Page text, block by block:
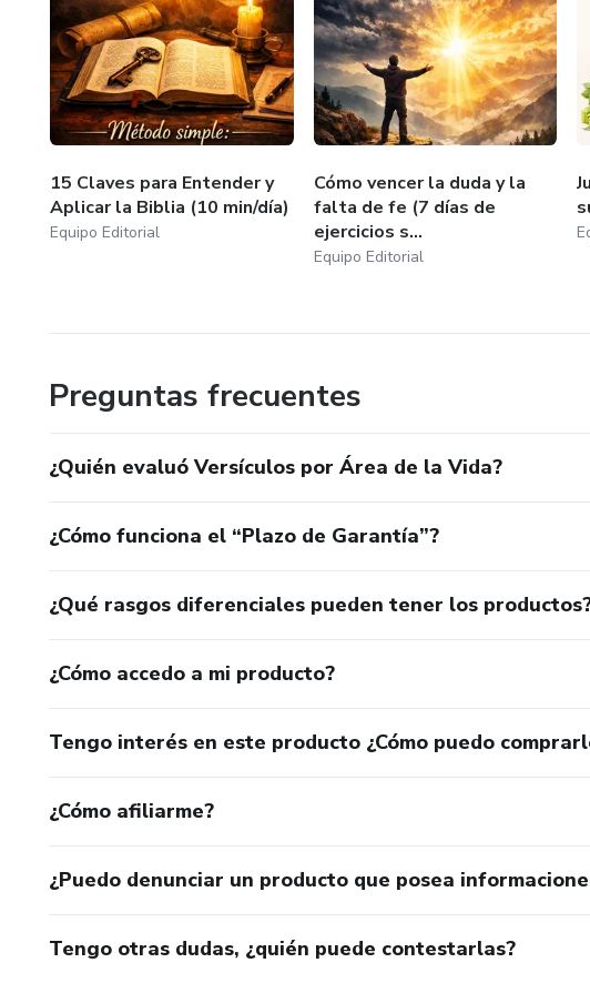
15 Claves para Entender y
Aplicar la Biblia (10 min/día)
Equipo Editorial
Cómo vencer la duda y la
falta de fe (7 días de
ejercicios s...
Equipo Editorial
Preguntas frecuentes
¿Quién evaluó Versículos por Área de la Vida?
¿Cómo funciona el “Plazo de Garantía”?
¿Qué rasgos diferenciales pueden tener los
¿Cómo accedo a mi producto?
Tengo interés en este producto ¿Cómo puedo
¿Cómo afiliarme?
¿Puedo denunciar un producto que posea
Tengo otras dudas, ¿quién puede contestarlas?